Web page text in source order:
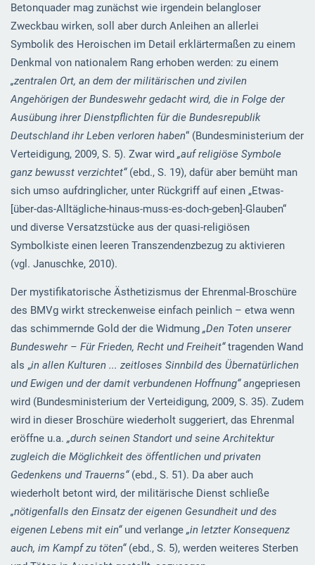
Betonquader mag zunächst wie irgendein belangloser
Zweckbau wirken, soll aber durch Anleihen an allerlei
Symbolik des Heroischen im Detail erklärtermaßen zu einem
Denkmal von nationalem Rang erhoben werden: zu einem
„zentralen Ort, an dem der militärischen und zivilen
Angehörigen der Bundeswehr gedacht wird, die in Folge der
Ausübung ihrer Dienstpflichten für die Bundesrepublik
Deutschland ihr Leben verloren haben“ (Bundesministerium der
Verteidigung, 2009, S. 5). Zwar wird „auf religiöse Symbole
ganz bewusst verzichtet“(ebd., S. 19), dafür aber bemüht man
sich umso aufdringlicher, unter Rückgriff auf einen „Etwas-
[über-das-Alltägliche-hinaus-muss-es-doch-geben]-Glauben“
und diverse Versatzstücke aus der quasi-religiösen
Symbolkiste einen leeren Transzendenzbezug zu aktivieren
(vgl. Januschke, 2010).
Der mystifikatorische Ästhetizismus der Ehrenmal-Broschüre
des BMVg wirkt streckenweise einfach peinlich – etwa wenn
das schimmernde Gold der die Widmung „Den Toten unserer
Bundeswehr – Für Frieden, Recht und Freiheit“tragenden Wand
als „in allen Kulturen ... zeitloses Sinnbild des Übernatürlichen
und Ewigen und der damit verbundenen Hoffnung“ angepriesen
wird (Bundesministerium der Verteidigung, 2009, S. 35). Zudem
wird in dieser Broschüre wiederholt suggeriert, das Ehrenmal
eröffne u.a. „durch seinen Standort und seine Architektur
zugleich die Möglichkeit des öffentlichen und privaten
Gedenkens und Trauerns“(ebd., S. 51). Da aber auch
wiederholt betont wird, der militärische Dienst schließe
„nötigenfalls den Einsatz der eigenen Gesundheit und des
eigenen Lebens mit ein“ und verlange „in letzter Konsequenz
auch, im Kampf zu töten“ (ebd., S. 5), werden weiteres Sterben